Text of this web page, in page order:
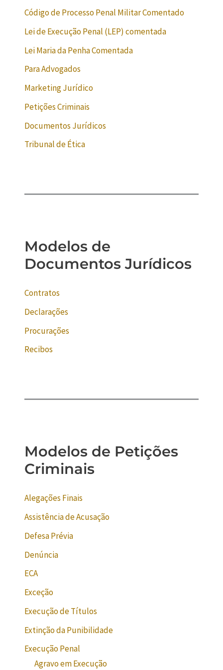
Código de Processo Penal Militar Comentado
Lei de Execução Penal (LEP) comentada
Lei Maria da Penha Comentada
Para Advogados
Marketing Jurídico
Petições Criminais
Documentos Jurídicos
Tribunal de Ética
Modelos de
Documentos Jurídicos
Contratos
Declarações
Procurações
Recibos
Modelos de Petições
Criminais
Alegações Finais
Assistência de Acusação
Defesa Prévia
Denúncia
ECA
Exceção
Execução de Títulos
Extinção da Punibilidade
Execução Penal
Agravo em Execução